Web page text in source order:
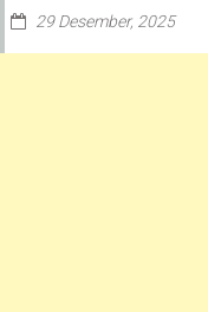
29 Desember, 2025